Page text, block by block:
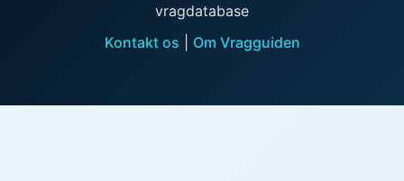
vragdatabase
Kontakt os
Om Vragguiden